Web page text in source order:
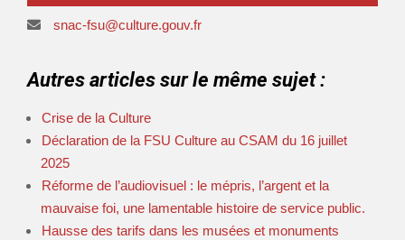
snac-fsu@culture.gouv.fr
Autres articles sur le même sujet :
Crise de la Culture
Déclaration de la FSU Culture au CSAM du 16 juillet
2025
Réforme de l’audiovisuel : le mépris, l’argent et la
mauvaise foi, une lamentable histoire de service public.
Hausse des tarifs dans les musées et monuments